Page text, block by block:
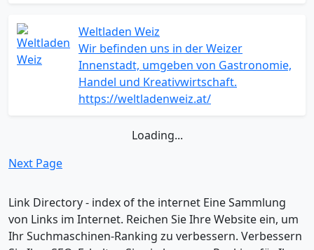
Weltladen Weiz
Wir befinden uns in der Weizer
Innenstadt, umgeben von Gastronomie,
Handel und Kreativwirtschaft.
https://weltladenweiz.at/
Loading...
Next Page
Link Directory - index of the internet Eine Sammlung
von Links im Internet. Reichen Sie Ihre Website ein, um
Ihr Suchmaschinen-Ranking zu verbessern. Verbessern